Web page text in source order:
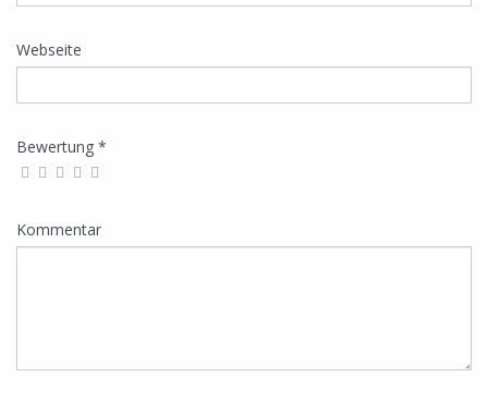
Webseite
Bewertung *
Kommentar